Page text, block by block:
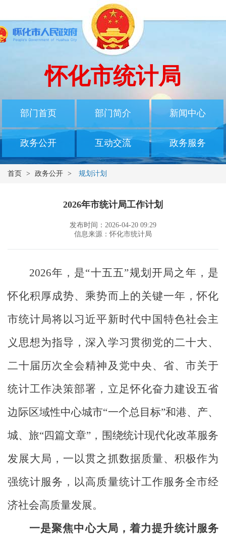
怀化市统计局
部门首页 部门简介 新闻中心
政务公开 互动交流 政务服务
首页 > 政务公开 > 规划计划
2026年市统计局工作计划
发布时间：2026-04-20 09:29
信息来源：怀化市统计局
2026年，是“十五五”规划开局之年，是
怀化积厚成势、乘势而上的关键一年，怀化
市统计局将以习近平新时代中国特色社会主
义思想为指导，深入学习贯彻党的二十大、
二十届历次全会精神及党中央、省、市关于
统计工作决策部署，立足怀化奋力建设五省
边际区域性中心城市“一个总目标”和港、产、
城、旅“四篇文章”，围绕统计现代化改革服务
发展大局，一以贯之抓数据质量、积极作为
强统计服务，以高质量统计工作服务全市经
济社会高质量发展。
一是聚焦中心大局，着力提升统计服务